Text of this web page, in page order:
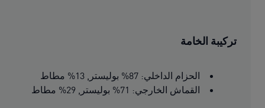
تركيبة الخامة
الحزام الداخلي: 87% بوليستر, 13% مطاط
القماش الخارجي: 71% بوليستر, 29% مطاط